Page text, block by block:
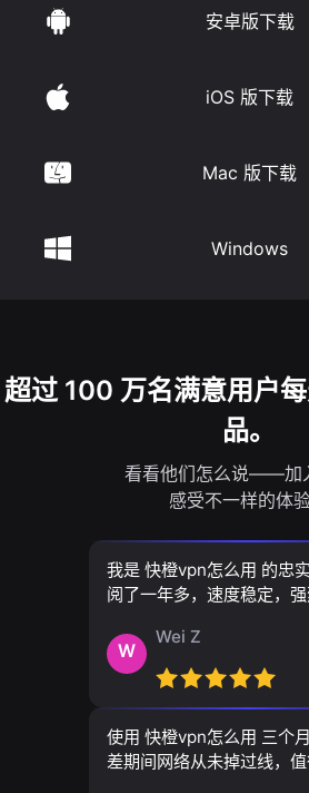
安卓版下载
iOS 版下载
Mac 版下载
Windows
超过 100 万名满意用户
品。
看看他们怎么说——加
感受不一样的体验
我是 快橙vpn怎么用 的忠
阅了一年多，速度稳定，强
W
Wei Z
使用 快橙vpn怎么用 三个
差期间网络从未掉过线，值